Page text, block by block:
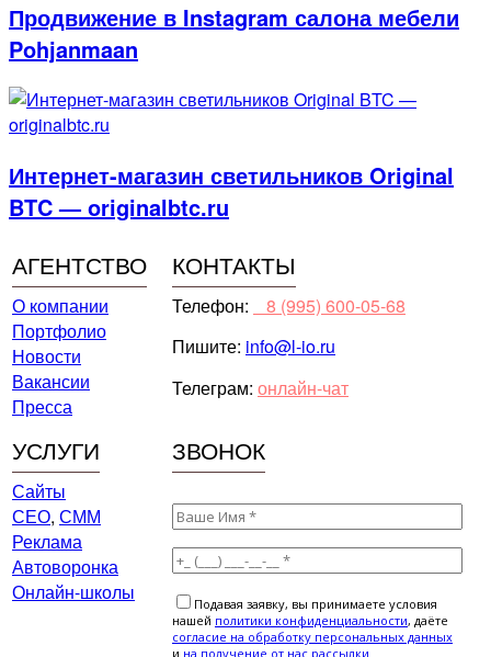
Продвижение в Instagram салона мебели
Pohjanmaan
Интернет-магазин светильников Original
BTC — originalbtc.ru
АГЕНТСТВО КОНТАКТЫ
О компании
Портфолио
Новости
Вакансии
Пресса
Телефон:
⠀8 (995) 600-05-68
Пишите: info@l-io.ru
Телеграм: онлайн-чат
УСЛУГИ ЗВОНОК
Сайты
СЕО, СММ
Реклама
Автоворонка
Онлайн-школы
Подавая заявку, вы принимаете условия
нашей политики конфиденциальности, даёте
cогласие на обработку персональных данных
и на получение от нас рассылки